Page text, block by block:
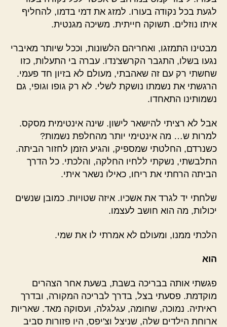
לגעת בכל נקודה בעורו. למזג את דמי בדמו, להחליף
איתו נוזלים. תשוקה חייתית. משיכה מגנטית.
מבטינו התמזגו, ואחריהם הלשונות, וככל שיותר מאיברי
נגעו בשלו, התגבר הקרשצ'נדו. עברה בי התעלות, כזו
שחשתי רק עם זה שאהבתי, מעולם לא בזיון חד פעמי.
הרגשתי את נשמתו נושקת לשלי. לא רק גופו וגופי, גם
נשמותינו התאחדו.
אבל לא רציתי להישאר לישון. שינה אינטימית מסקס.
למרות ש… מה אינטימי יותר מהחלפת נשמות?
כשנרדם, החלטתי שמספיק, והגיע הזמן לחזור הביתה.
התלבשתי, נשקתי ללחיו החלקה, והלכתי. כל הדרך
הביתה הרחתי את ריחו, כאילו נשאר איתי.
שלחתי יד לגרד את אשכיו. איזה שטויות. כמובן שנשים
יכולות, מה הוא חושב לעצמו.
הלכתי ממנו, ומעולם לא אמרתי לו את שמי.
הוא
פגשתי אותה בבריכה בשבת, בשעת אחר הצהרים
מוקדמת. פסעתי בצל, בדרך לבריכה המקורה, ובדרך
ראיתיה. נמוכה, שחומה, עגלגלה, ועסוקה מאד. שאריות
ארוחת הילדים שלה, שניצל וצ'יפס, היו פזורות סביב